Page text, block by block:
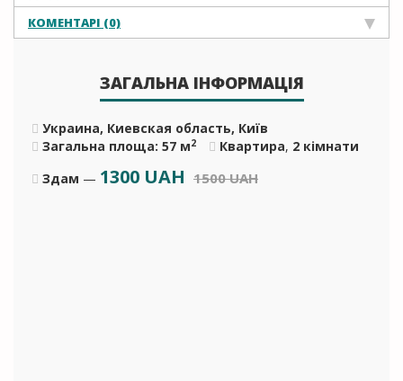
КОМЕНТАРІ (0)
ЗАГАЛЬНА ІНФОРМАЦІЯ
Украина, Киевская область, Київ
Загальна площа: 57 м2 Квартира, 2 кімнати
Здам — 1300 UAH 1500 UAH